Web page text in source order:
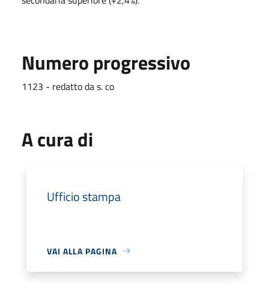
Numero progressivo
1123 - redatto da s. co
A cura di
Ufficio stampa
VAI ALLA PAGINA